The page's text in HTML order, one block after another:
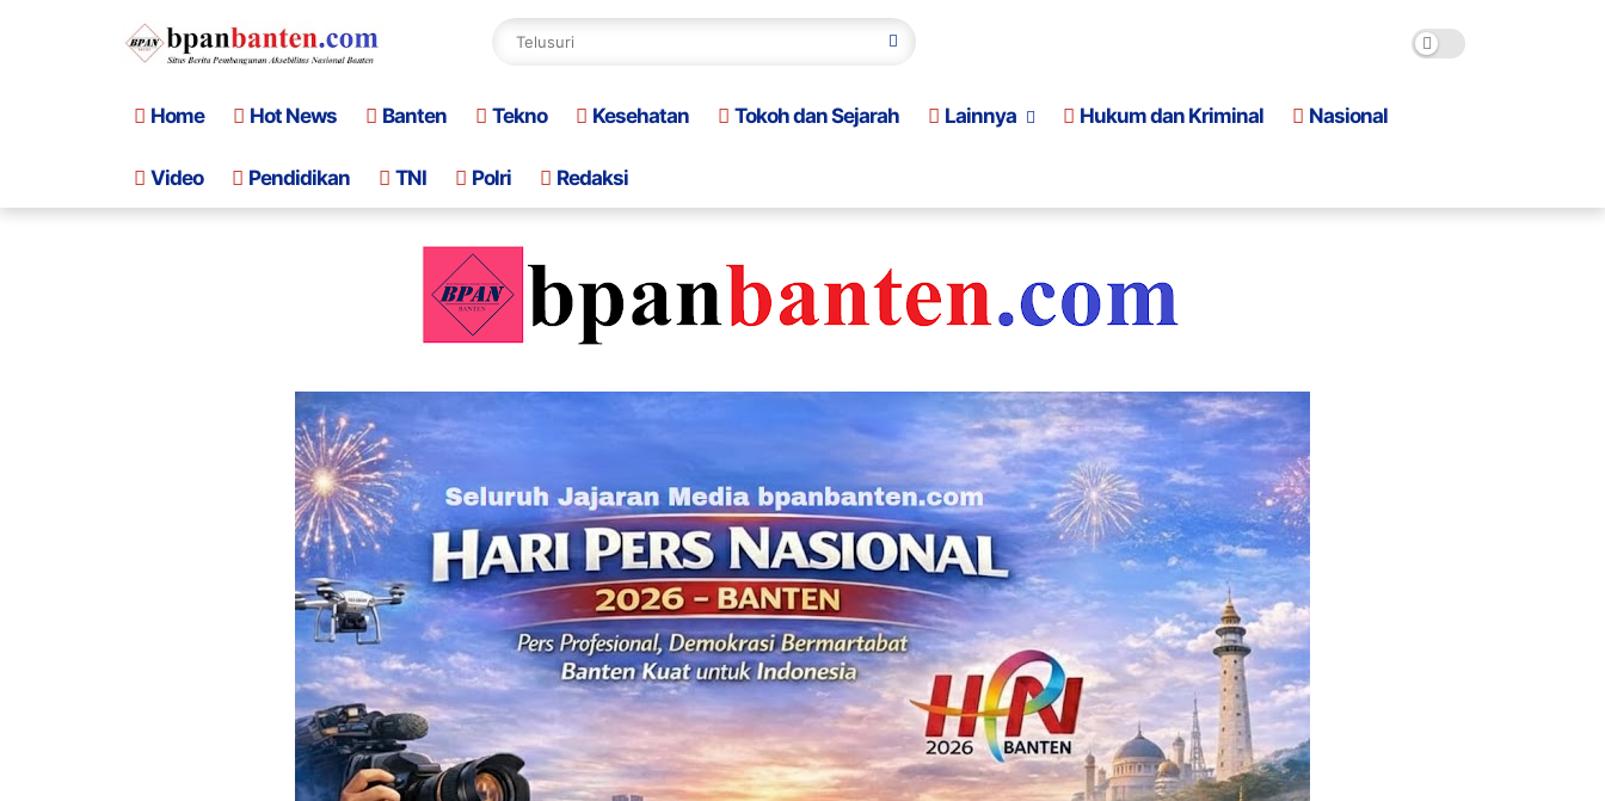
Home Hot News Banten Tekno Kesehatan Tokoh dan Sejarah Lainnya Hukum dan Kriminal Nasional
Video Pendidikan TNI Polri Redaksi